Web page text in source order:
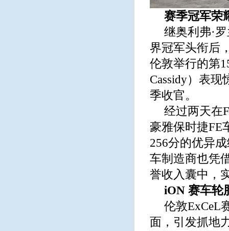
赛季冠军荣
继奥利弗·
界冠军头衔后
伦敦举行的第
Cassidy）表
季收官。
经过两天在
豪雅保时捷FE
256分的优异
车制造商也凭
誉收入囊中，
iON赛车轮
伦敦ExCeL
面，引发抓地